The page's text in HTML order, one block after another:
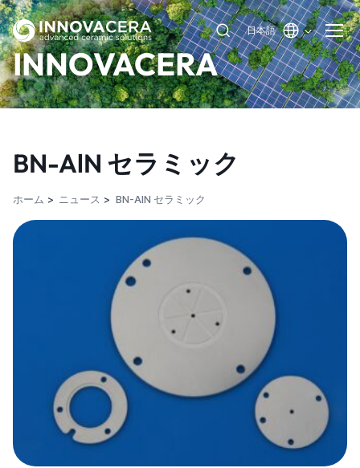
日本語
INNOVACERA
BN-AlN セラミック
ホーム ニュース BN-AlN セラミック